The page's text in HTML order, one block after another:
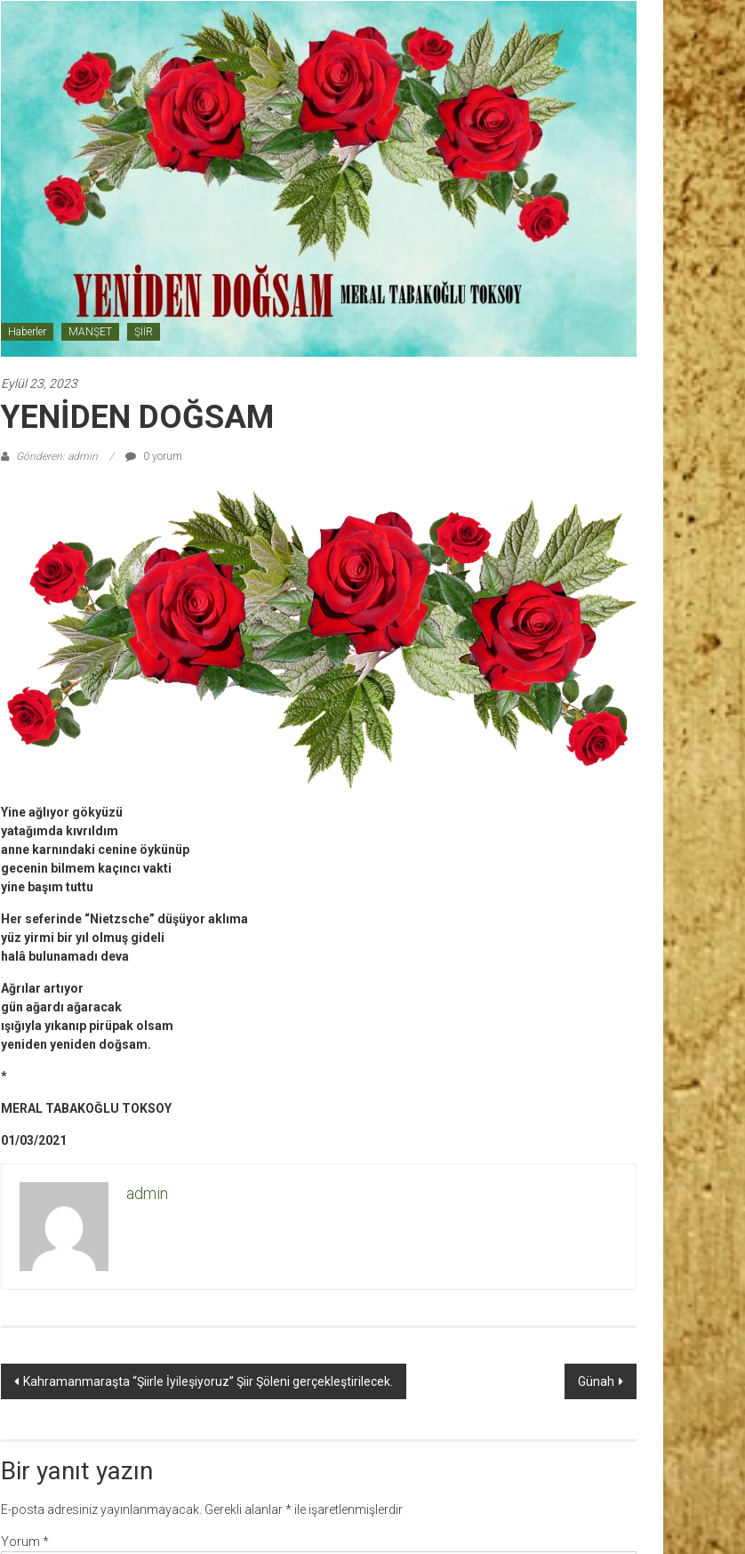
Haberler MANŞET ŞİİR
Eylül 23, 2023
YENİDEN DOĞSAM
Gönderen: admin 0 yorum
Yine ağlıyor gökyüzü
yatağımda kıvrıldım
anne karnındaki cenine öykünüp
gecenin bilmem kaçıncı vakti
yine başım tuttu
Her seferinde “Nietzsche” düşüyor aklıma
yüz yirmi bir yıl olmuş gideli
halâ bulunamadı deva
Ağrılar artıyor
gün ağardı ağaracak
ışığıyla yıkanıp pirüpak olsam
yeniden yeniden doğsam.
*
MERAL TABAKOĞLU TOKSOY
01/03/2021
admin
Yazı
Kahramanmaraşta “Şiirle İyileşiyoruz” Şiir Şöleni gerçekleştirilecek. Günah
Bir yanıt yazın
E-posta adresiniz yayınlanmayacak. Gerekli alanlar* ile işaretlenmişlerdir
Yorum *